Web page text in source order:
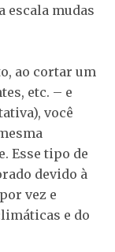
escala mudas
ao cortar um
etc. – e
você
Esse tipo de
devido à
vez e
e do